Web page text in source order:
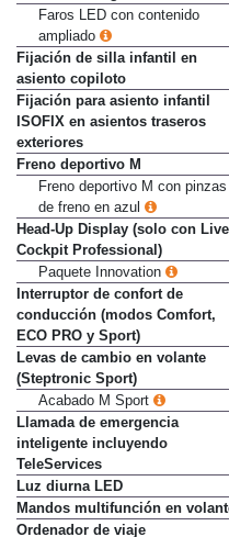
Faros tecnología LED doble
Faros LED con contenido
ampliado
Fijación de silla infantil en
asiento copiloto
Fijación para asiento infantil
ISOFIX en asientos traseros
exteriores
Freno deportivo M
Freno deportivo M con pinzas
de freno en azul
Head-Up Display (solo con Live
Cockpit Professional)
Paquete Innovation
Interruptor de confort de
conducción (modos Comfort,
ECO PRO y Sport)
Levas de cambio en volante
(Steptronic Sport)
Acabado M Sport
Llamada de emergencia
inteligente incluyendo
TeleServices
Luz diurna LED
Mandos multifunción en volante